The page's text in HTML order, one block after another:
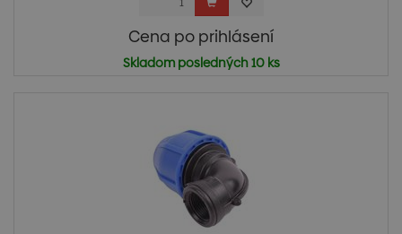
Cena po prihlásení
Skladom posledných 10 ks